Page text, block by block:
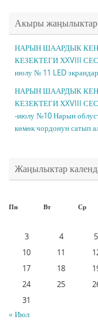
Акыры жаңылыктар
НАРЫН ШААРДЫК
КЕЗЕКТЕГИ ХXVIII
июлу № 11 LED
НАРЫН ШААРДЫК
КЕЗЕКТЕГИ ХXVIII
-июлу №10 Нарын
көмөк чордонун сатып
Жаңылыктар
Пн
Вт Ср
3
4 5
10
11
17
18
24
25
31
« Июл